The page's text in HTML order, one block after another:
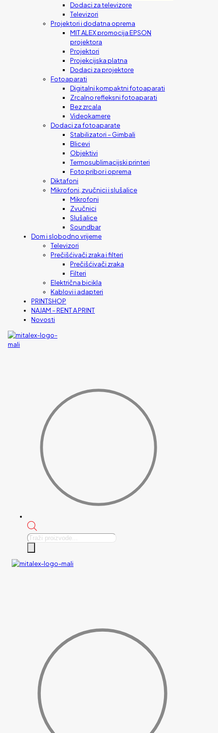
Dodaci za televizore
Televizori
Projektori i dodatna oprema
MIT ALEX promocija EPSON
projektora
Projektori
Projekcijska platna
Dodaci za projektore
Fotoaparati
Digitalni kompaktni fotoaparati
Zrcalno refleksni fotoaparati
Bez zrcala
Videokamere
Dodaci za fotoaparate
Stabilizatori – Gimbali
Blicevi
Objektivi
Termosublimacijski printeri
Foto pribor i oprema
Diktafoni
Mikrofoni, zvučnici i slušalice
Mikrofoni
Zvučnici
Slušalice
Soundbar
Dom i slobodno vrijeme
Televizori
Prečišćivači zraka i filteri
Prečišćivači zraka
Filteri
Električna bicikla
Kablovi i adapteri
PRINTSHOP
NAJAM – RENT A PRINT
Novosti
Products